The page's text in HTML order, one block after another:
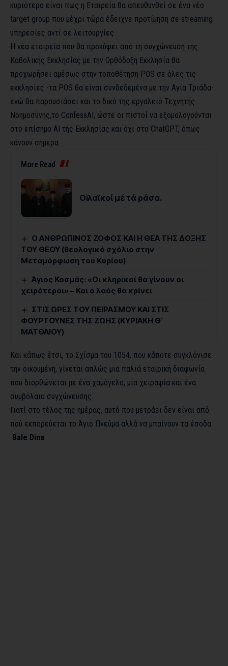
κυριότερο είναι πως η Εταιρεία θα απευθυνθεί σε ένα νέο
target group που μέχρι τώρα έδειχνε προτίμηση σε streaming
υπηρεσίες αντί σε λειτουργίες.
Η νέα εταιρεία που θα προκύψει από τη συγχώνευση της
Καθολικής Εκκλησίας με την Ορθόδοξη Εκκλησία θα
προχωρήσει αμέσως στην τοποθέτηση POS σε όλες τις
εκκλησίες -τα POS θα είναι συνδεδεμένα με την Αγία Τριάδα-
ενώ θα παρουσιάσει και το δικό της εργαλείο Τεχνητής
Νοημοσύνης,το ConfessAI, ώστε οι πιστοί να εξομολογούνται
στο επίσημο AI της Εκκλησίας και όχι στο ChatGPT, όπως
κάνουν σήμερα.
More Read
Οἱ λαϊκοί μέ τά ράσα.
Ο ΑΝΘΡΩΠΙΝΟΣ ΖΟΦΟΣ ΚΑΙ Η ΘΕΑ ΤΗΣ ΔΟΞΗΣ
ΤΟΥ ΘΕΟΥ (θεολογικό σχόλιο στην
Μεταμόρφωση του Κυρίου)
Άγιος Κοσμάς: «Οι κληρικοί θα γίνουν οι
χειρότεροι» – Και ο λαός θα κρίνει
ΣΤΙΣ ΩΡΕΣ ΤΟΥ ΠΕΙΡΑΣΜΟΥ ΚΑΙ ΣΤΙΣ
ΦΟΥΡΤΟΥΝΕΣ ΤΗΣ ΖΩΗΣ (ΚΥΡΙΑΚΗ Θ΄
ΜΑΤΘΑΙΟΥ)
Και κάπως έτσι, το Σχίσμα του 1054, που κάποτε συγκλόνισε
την οικουμένη, γίνεται απλώς μια παλιά εταιρική διαφωνία
που διορθώνεται με ένα χαμόγελο, μία χειραψία και ένα
συμβόλαιο συγχώνευσης.
Γιατί στο τέλος της ημέρας, αυτό που μετράει δεν είναι από
πού εκπορεύεται το Άγιο Πνεύμα αλλά να μπαίνουν τα έσοδα.
Bale Dina